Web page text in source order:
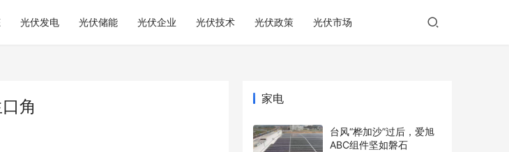
光伏发电 光伏储能 光伏企业 光伏技术 光伏政策 光伏市场
角 家电
台风“桦加沙”过后，爱旭
ABC组件坚如磐石